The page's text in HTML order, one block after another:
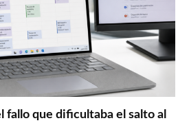
que dificultaba el salto al